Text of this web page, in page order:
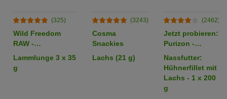
(325)
Wild Freedom
RAW -
gefriergetrocknete
Lammlunge 3 x 35
g
(3243)
Cosma
Snackies
Lachs (21 g)
(2462)
Jetzt probieren:
Purizon -
getreidefrei
Nassfutter:
Hühnerfillet mit
Lachs - 1 x 200
g